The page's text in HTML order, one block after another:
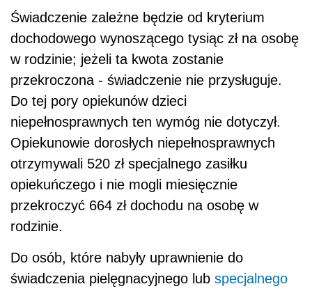
Świadczenie zależne będzie od kryterium
dochodowego wynoszącego tysiąc zł na osobę
w rodzinie; jeżeli ta kwota zostanie
przekroczona - świadczenie nie przysługuje.
Do tej pory opiekunów dzieci
niepełnosprawnych ten wymóg nie dotyczył.
Opiekunowie dorosłych niepełnosprawnych
otrzymywali 520 zł specjalnego zasiłku
opiekuńczego i nie mogli miesięcznie
przekroczyć 664 zł dochodu na osobę w
rodzinie.
Do osób, które nabyły uprawnienie do
świadczenia pielęgnacyjnego lub specjalnego